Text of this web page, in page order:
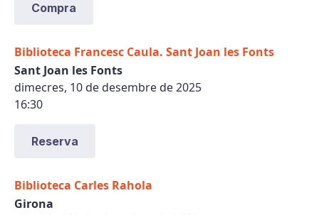
Compra
Biblioteca Francesc Caula. Sant Joan les Fonts
Sant Joan les Fonts
dimecres, 10 de desembre de 2025
16:30
Reserva
Biblioteca Carles Rahola
Girona